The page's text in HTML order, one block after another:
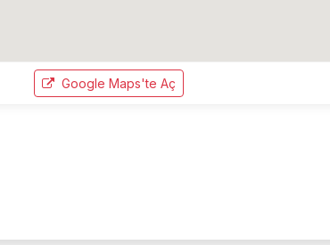
Google Maps'te Aç